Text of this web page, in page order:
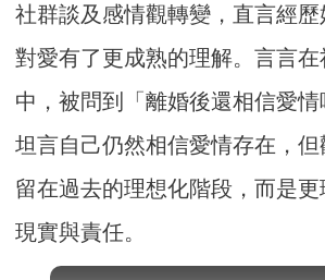
社群談及感情觀轉變，直言經
對愛有了更成熟的理解。言言
中，被問到「離婚後還相信愛
坦言自己仍然相信愛情存在，
留在過去的理想化階段，而是
現實與責任。